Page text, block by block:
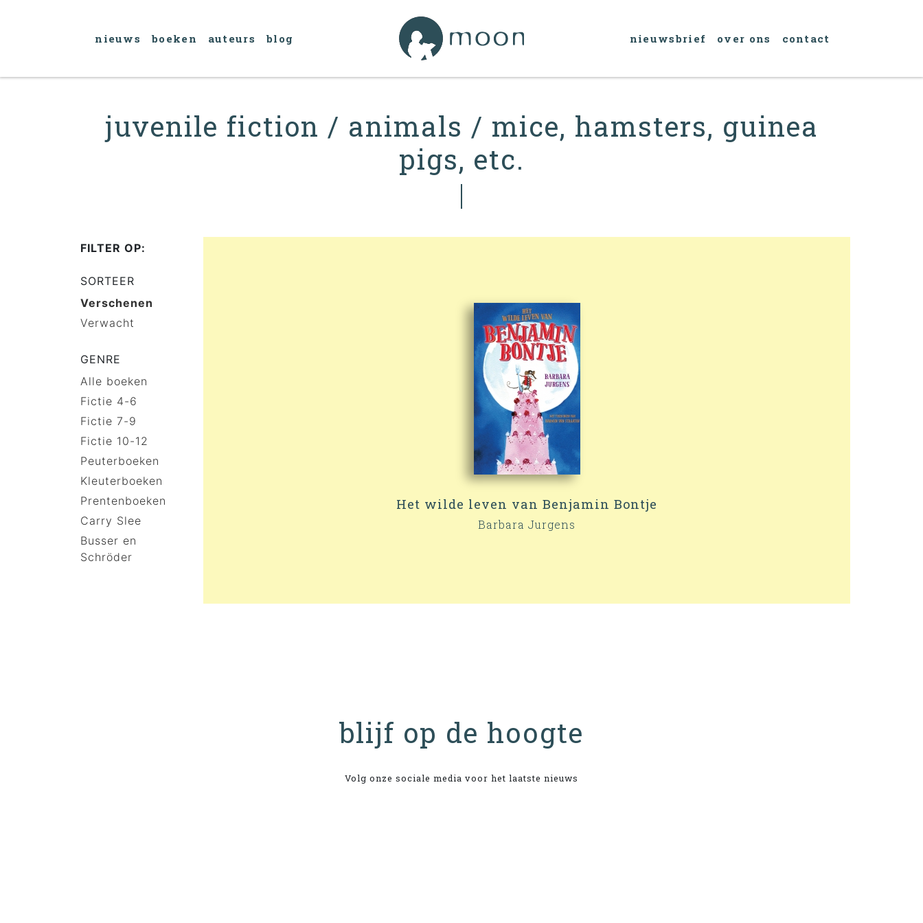
nieuws boeken auteurs blog nieuwsbrief over ons contact
juvenile fiction / animals / mice, hamsters, guinea
pigs, etc.
FILTER OP:
SORTEER
Verschenen
Verwacht
GENRE
Alle boeken
Fictie 4-6
Fictie 7-9
Fictie 10-12
Peuterboeken
Kleuterboeken
Prentenboeken
Carry Slee
Busser en
Schröder
Het wilde leven van Benjamin Bontje
Barbara Jurgens
blijf op de hoogte
Volg onze sociale media voor het laatste nieuws